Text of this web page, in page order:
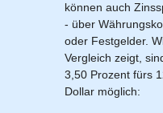
können auch
- über
oder Festgelder.
Vergleich zeigt,
3,50 Prozent fürs
Dollar möglich: